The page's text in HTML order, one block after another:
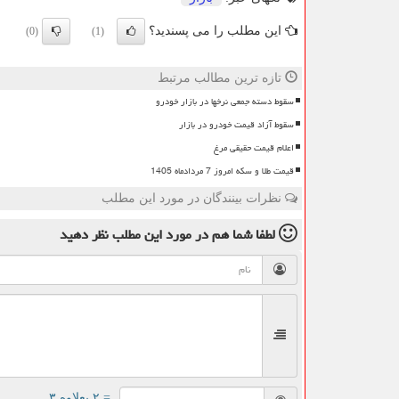
این مطلب را می پسندید؟ (1)
(0)
تازه ترین مطالب مرتبط
سقوط دسته جمعی نرخها در بازار خودرو
سقوط آزاد قیمت خودرو در بازار
اعلام قیمت حقیقی مرغ
قیمت طلا و سکه امروز 7 مردادماه 1405
نظرات بینندگان در مورد این مطلب
لطفا شما همدر مورد این مطلبنظر دهید